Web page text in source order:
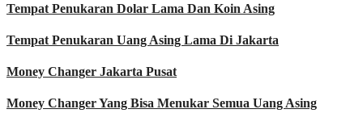
Tempat Penukaran Dolar Lama Dan Koin Asing
Tempat Penukaran Uang Asing Lama Di Jakarta
Money Changer Jakarta Pusat
Money Changer Yang Bisa Menukar Semua Uang Asing